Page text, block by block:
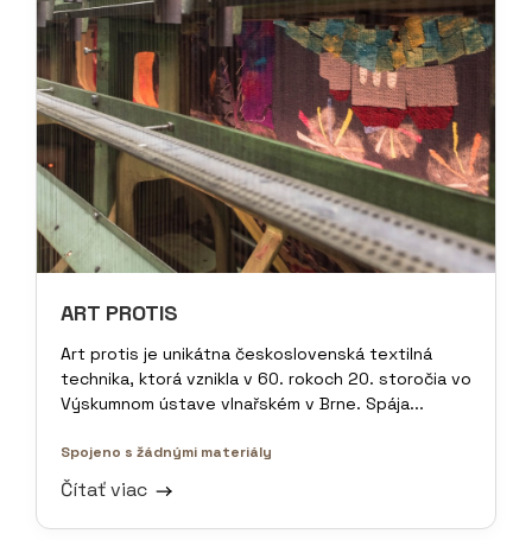
ART PROTIS
Art protis je unikátna československá textilná
technika, ktorá vznikla v 60. rokoch 20. storočia vo
Výskumnom ústave vlnařském v Brne. Spája...
Spojeno s žádnými materiály
Čítať viac